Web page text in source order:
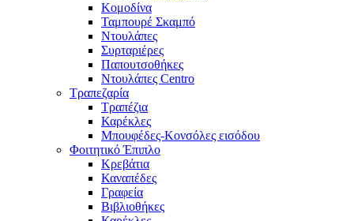
Κομοδίνα
Ταμπουρέ Σκαμπό
Ντουλάπες
Συρταριέρες
Παπουτσοθήκες
Ντουλάπες Centro
Τραπεζαρία
Τραπέζια
Καρέκλες
Μπουφέδες-Κονσόλες εισόδου
Φοιτητικό Έπιπλο
Κρεβάτια
Καναπέδες
Γραφεία
Βιβλιοθήκες